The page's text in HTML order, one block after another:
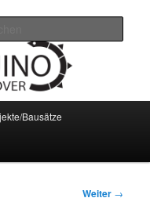
Bausätze
Weiter →